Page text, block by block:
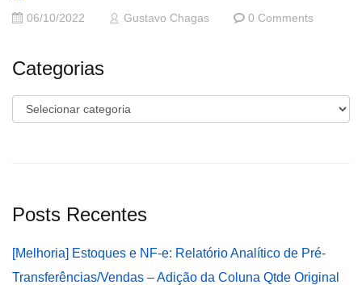
06/10/2022 Gustavo Chagas 0 Comments
Categorias
Categorias
Posts Recentes
[Melhoria] Estoques e NF-e: Relatório Analítico de Pré-
Transferências/Vendas – Adição da Coluna Qtde Original